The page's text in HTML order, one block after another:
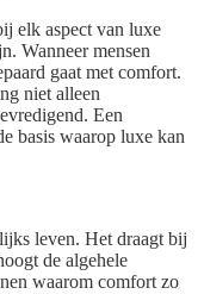
elk aspect van luxe
Wanneer mensen
gaat met comfort.
niet alleen
Een
basis waarop luxe kan
leven. Het draagt bij
de algehele
waarom comfort zo